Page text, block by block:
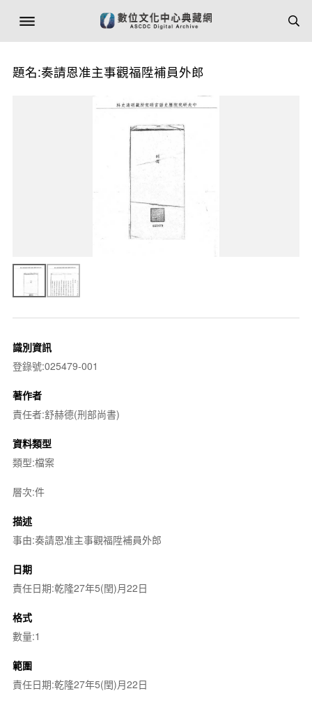
題名:奏請恩准主事觀福陞補員外郎
識別資訊
登錄號:025479-001
著作者
責任者:舒赫德(刑部尚書)
資料類型
類型:檔案
層次:件
描述
事由:奏請恩准主事觀福陞補員外郎
日期
責任日期:乾隆27年5(閏)月22日
格式
數量:1
範圍
責任日期:乾隆27年5(閏)月22日